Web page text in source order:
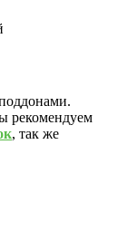
рекомендуем
, так же